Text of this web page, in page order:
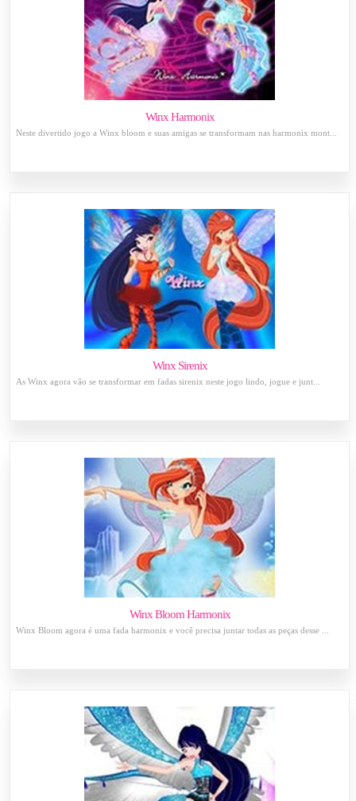
Winx Harmonix
Neste divertido jogo a Winx bloom e suas amigas se transformam nas harmonix mont...
Winx Sirenix
As Winx agora vão se transformar em fadas sirenix neste jogo lindo, jogue e junt...
Winx Bloom Harmonix
Winx Bloom agora é uma fada harmonix e você precisa juntar todas as peças desse ...